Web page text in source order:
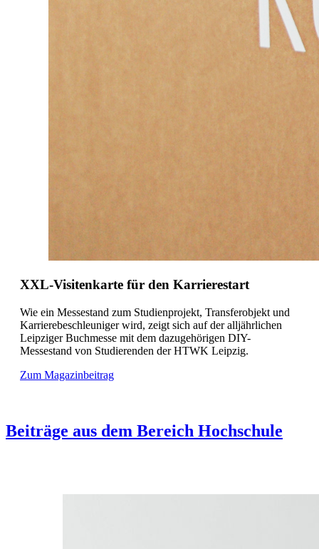
XXL-Visitenkarte für den Karrierestart
Wie ein Messestand zum Studienprojekt, Transferobjekt und
Karrierebeschleuniger wird, zeigt sich auf der alljährlichen
Leipziger Buchmesse mit dem dazugehörigen DIY-
Messestand von Studierenden der HTWK Leipzig.
Zum Magazinbeitrag
Beiträge aus dem Bereich Hochschule